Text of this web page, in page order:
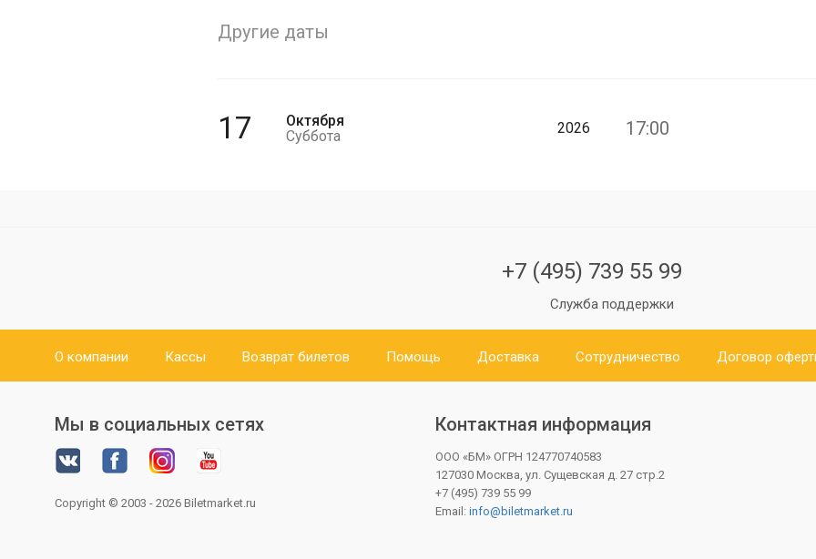
Другие даты
17
Октября
Суббота
2026 17:00
+7 (495) 739 55 99
Служба поддержки
О компании Кассы Возврат билетов Помощь Доставка Сотрудничество Договор
Мы в социальных сетях
Copyright © 2003 - 2026 Biletmarket.ru
Контактная информация
ООО «БМ» ОГРН 124770740583
127030 Москва, ул. Сущевская д. 27 стр.2
+7 (495) 739 55 99
Email: info@biletmarket.ru